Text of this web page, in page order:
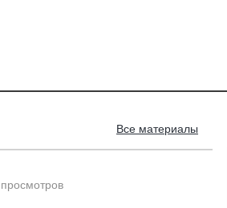
Все материалы